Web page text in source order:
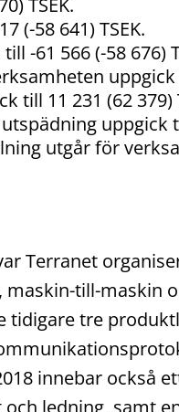
TSEK.
(-58 641) TSEK.
-61 566 (-58 676)
uppgick
till 11 231 (62 379)
uppgick
utgår för
Terranet
till-maskin
tre
innebar också
ledning, samt